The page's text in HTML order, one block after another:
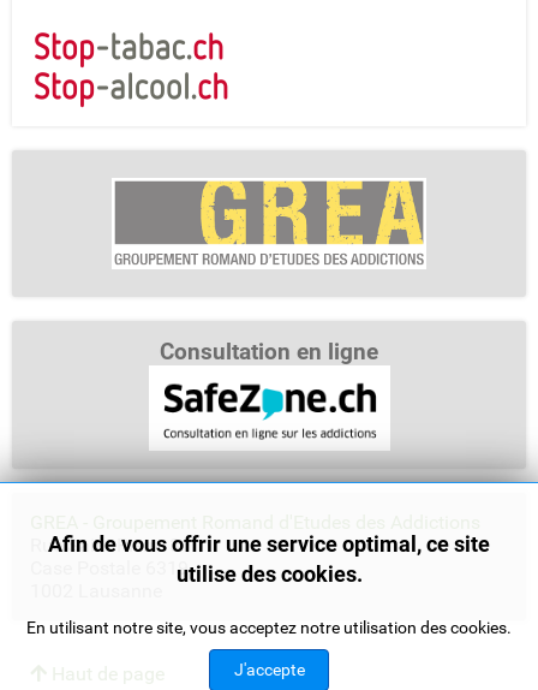
Consultation en ligne
Rue Saint-Pierre 3
Case Postale 6319
Haut de page
Afin de vous offrir une service optimal, ce site
utilise des cookies.
En utilisant notre site, vous acceptez notre utilisation des cookies.
J'accepte